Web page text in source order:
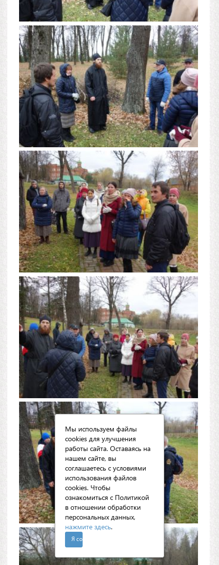
Мы используем файлы
cookies для улучшения
работы сайта. Оставаясь на
нашем сайте, вы
соглашаетесь с условиями
использования файлов
cookies. Чтобы
ознакомиться с Политикой
в отношении обработки
персональных данных,
нажмите здесь.
Я согласен